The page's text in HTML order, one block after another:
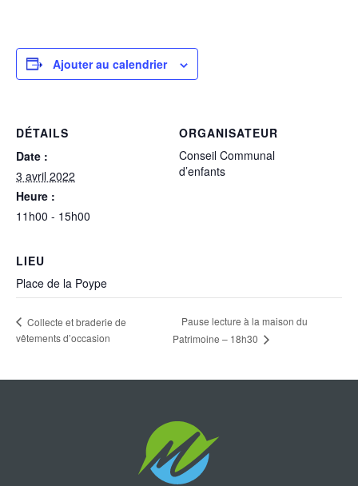
Ajouter au calendrier
DÉTAILS
Date :
3 avril 2022
Heure :
11h00 - 15h00
ORGANISATEUR
Conseil Communal
d’enfants
LIEU
Place de la Poype
Collecte et braderie de
vêtements d’occasion
Pause lecture à la maison du
Patrimoine – 18h30